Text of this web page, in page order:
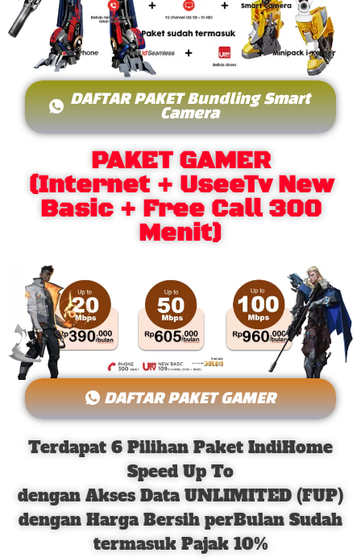
DAFTAR PAKET Bundling Smart
Camera
PAKET GAMER
(Internet + UseeTv New
Basic + Free Call 300
Menit)
DAFTAR PAKET GAMER
Terdapat 6 Pilihan Paket IndiHome
Speed Up To
dengan Akses Data UNLIMITED (FUP)
dengan Harga Bersih perBulan Sudah
termasuk Pajak 10%